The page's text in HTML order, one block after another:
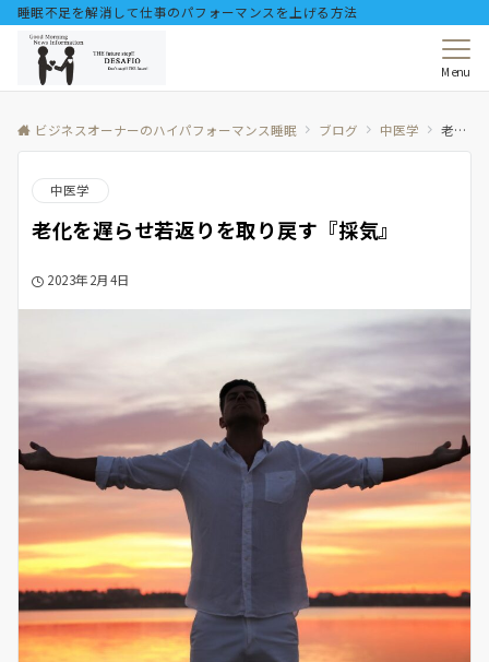
睡眠不足を解消して仕事のパフォーマンスを上げる方法
Menu
ビジネスオーナーのハイパフォーマンス睡眠 ブログ 中医学 老化を遅らせ若返りを取り戻す『採気』
中医学
老化を遅らせ若返りを取り戻す『採気』
2023年2月4日